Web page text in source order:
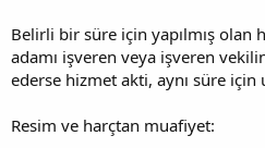
Belirli bir süre için yapılmış
adamı işveren veya işveren
ederse hizmet akti, aynı süre için
Resim ve harçtan muafiyet: